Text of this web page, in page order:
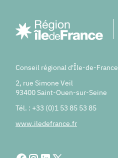
Conseil régional d'Île-de-France
2, rue Simone Veil
93400 Saint-Ouen-sur-Seine
Tél. : +33 (0)1 53 85 53 85
www.iledefrance.fr